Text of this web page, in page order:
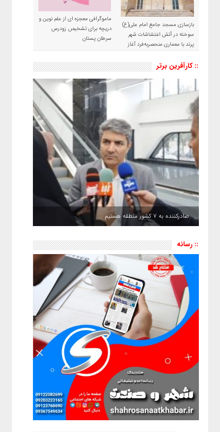
بازسازی مسجد جامع امام علی(ع)
سوخته در آتش اغتشاشات شهر
پرند با معماری منحصربه‌فرد آغاز
ماموگرافی معجزه ای از علم نوین و
دریچه برای تشخیص زودرس
سرطان پستان
:: کارآفرین برتر
صادرکننده به ۷ کشور منطقه هستیم
:: رسانه